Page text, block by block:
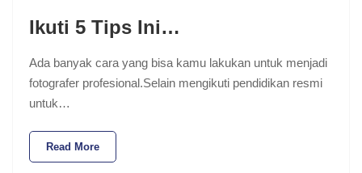
Ikuti 5 Tips Ini…
Ada banyak cara yang bisa kamu lakukan untuk menjadi
fotografer profesional.Selain mengikuti pendidikan resmi
untuk…
Read More